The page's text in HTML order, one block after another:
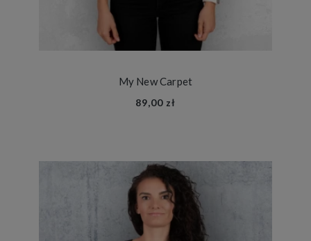
My New Carpet
89,00 zł